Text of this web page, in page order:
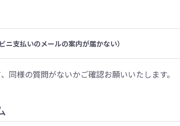
支払いのメールの案内が届かない）
同様の質問がないかご確認お願いいたします。